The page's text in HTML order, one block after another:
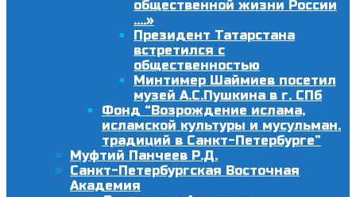
общественной жизни России
….»
Президент Татарстана
встретился с
общественностью
Минтимер Шаймиев посетил
музей А.С.Пушкина в г. СПб
Фонд “Возрождение ислама,
исламской культуры и мусульман.
традиций в Санкт-Петербурге”
Муфтий Панчеев Р.Д.
Санкт-Петербургская Восточная
Академия